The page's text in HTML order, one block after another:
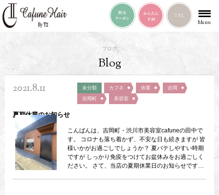
Menu
ブログ
Blog
2021.8.11 未分類 カフネ 休業
吉岡
吉岡町
美容室
夏期休業のお知らせ
こんばんは、吉岡町・渋川市美容室cafuneの田中で
す。 コロナも落ち着かず、不安な日も続きますが 皆
様いかがお過ごしでしょうか？ 夏バテしやすい時期
ですが しっかり免疫をつけてお盆休みをお過ごしく
ださい。 さて、当店の夏期休業日のお知らせです。